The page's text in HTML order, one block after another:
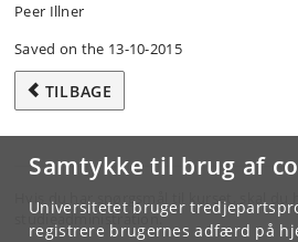
Samtykke til brug af
Universitetet bruger
registrere brugernes adfærd på
Peer Illner
Saved on the 13-10-2015
TILBAGE
Hvis du har spørgsmål til kurset, skal du
studieadministration.